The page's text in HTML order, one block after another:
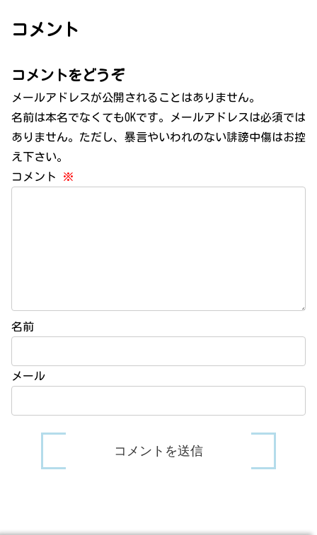
コメント
コメントをどうぞ
メールアドレスが公開されることはありません。
名前は本名でなくてもOKです。メールアドレスは必須では
ありません。ただし、暴言やいわれのない誹謗中傷はお控
え下さい。
コメント
※
名前
メール